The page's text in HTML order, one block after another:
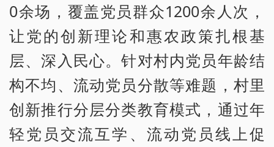
0余场，覆盖党员群众1200余人次，
让党的创新理论和惠农政策扎根基
层、深入民心。针对村内党员年龄结
构不均、流动党员分散等难题，村里
创新推行分层分类教育模式，通过年
轻党员交流互学、流动党员线上促